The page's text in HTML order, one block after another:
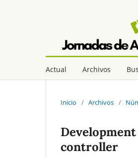
Actual Archivos
Inicio / Archivos /
controller